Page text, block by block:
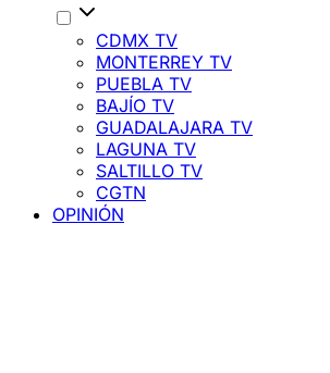
CDMX TV
MONTERREY TV
PUEBLA TV
BAJÍO TV
GUADALAJARA TV
LAGUNA TV
SALTILLO TV
CGTN
OPINIÓN